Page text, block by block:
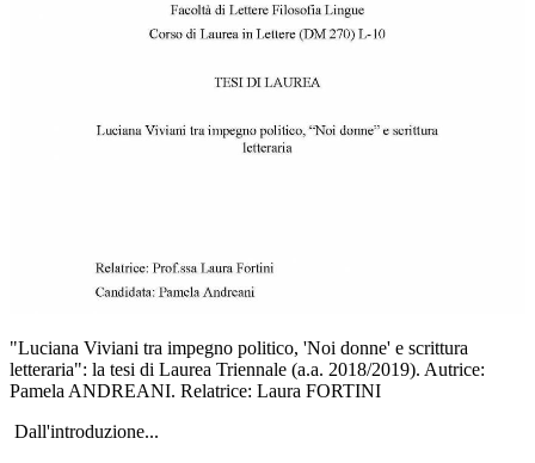
"Luciana Viviani tra impegno politico, 'Noi donne' e scrittura
letteraria": la tesi di Laurea Triennale (a.a. 2018/2019). Autrice:
Pamela ANDREANI. Relatrice: Laura FORTINI
Dall'introduzione...